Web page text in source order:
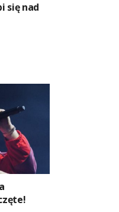
się nad